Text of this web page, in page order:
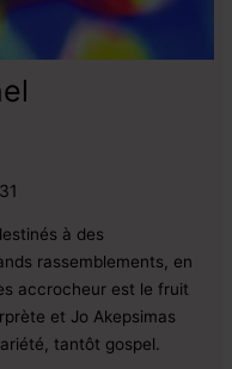
à des
rassemblements, en
accrocheur est le fruit
et Jo Akepsimas
tantôt gospel.